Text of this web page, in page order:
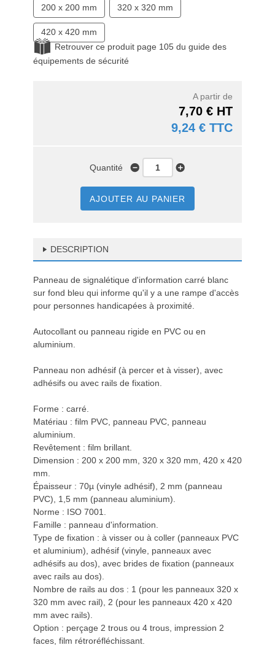
200 x 200 mm 320 x 320 mm
420 x 420 mm
Retrouver ce produit page 105 du guide des
équipements de sécurité
A partir de
7,70 € HT
9,24 € TTC
Quantité
AJOUTER AU PANIER
DESCRIPTION
Panneau de signalétique d'information carré blanc
sur fond bleu qui informe qu'il y a une rampe d'accès
pour personnes handicapées à proximité.
Autocollant ou panneau rigide en PVC ou en
aluminium.
Panneau non adhésif (à percer et à visser), avec
adhésifs ou avec rails de fixation.
Forme : carré.
Matériau : film PVC, panneau PVC, panneau
aluminium.
Revêtement : film brillant.
Dimension : 200 x 200 mm, 320 x 320 mm, 420 x 420
mm.
Épaisseur : 70µ (vinyle adhésif), 2 mm (panneau
PVC), 1,5 mm (panneau aluminium).
Norme : ISO 7001.
Famille : panneau d'information.
Type de fixation : à visser ou à coller (panneaux PVC
et aluminium), adhésif (vinyle, panneaux avec
adhésifs au dos), avec brides de fixation (panneaux
avec rails au dos).
Nombre de rails au dos : 1 (pour les panneaux 320 x
320 mm avec rail), 2 (pour les panneaux 420 x 420
mm avec rails).
Option : perçage 2 trous ou 4 trous, impression 2
faces, film rétroréfléchissant.